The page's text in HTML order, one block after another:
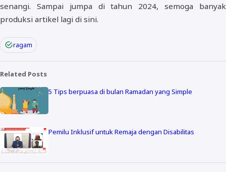
senangi. Sampai jumpa di tahun 2024, semoga banyak
produksi artikel lagi di sini.
ragam
Related Posts
5 Tips berpuasa di bulan Ramadan yang Simple
Pemilu Inklusif untuk Remaja dengan Disabilitas